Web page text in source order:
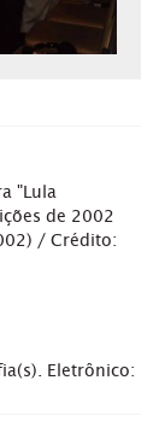
"Lula
de 2002
/ Crédito:
Eletrônico: